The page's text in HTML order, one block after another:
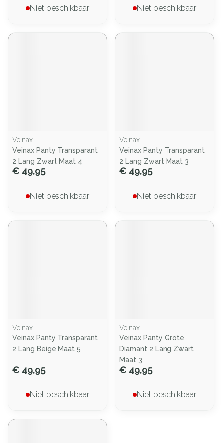
Niet beschikbaar Niet beschikbaar
Veinax
Veinax Panty Transparant
2 Lang Zwart Maat 4
€ 49,95
Niet beschikbaar
Veinax
Veinax Panty Transparant
2 Lang Zwart Maat 3
€ 49,95
Niet beschikbaar
Veinax
Veinax Panty Transparant
2 Lang Beige Maat 5
€ 49,95
Niet beschikbaar
Veinax
Veinax Panty Grote
Diamant 2 Lang Zwart
Maat 3
€ 49,95
Niet beschikbaar